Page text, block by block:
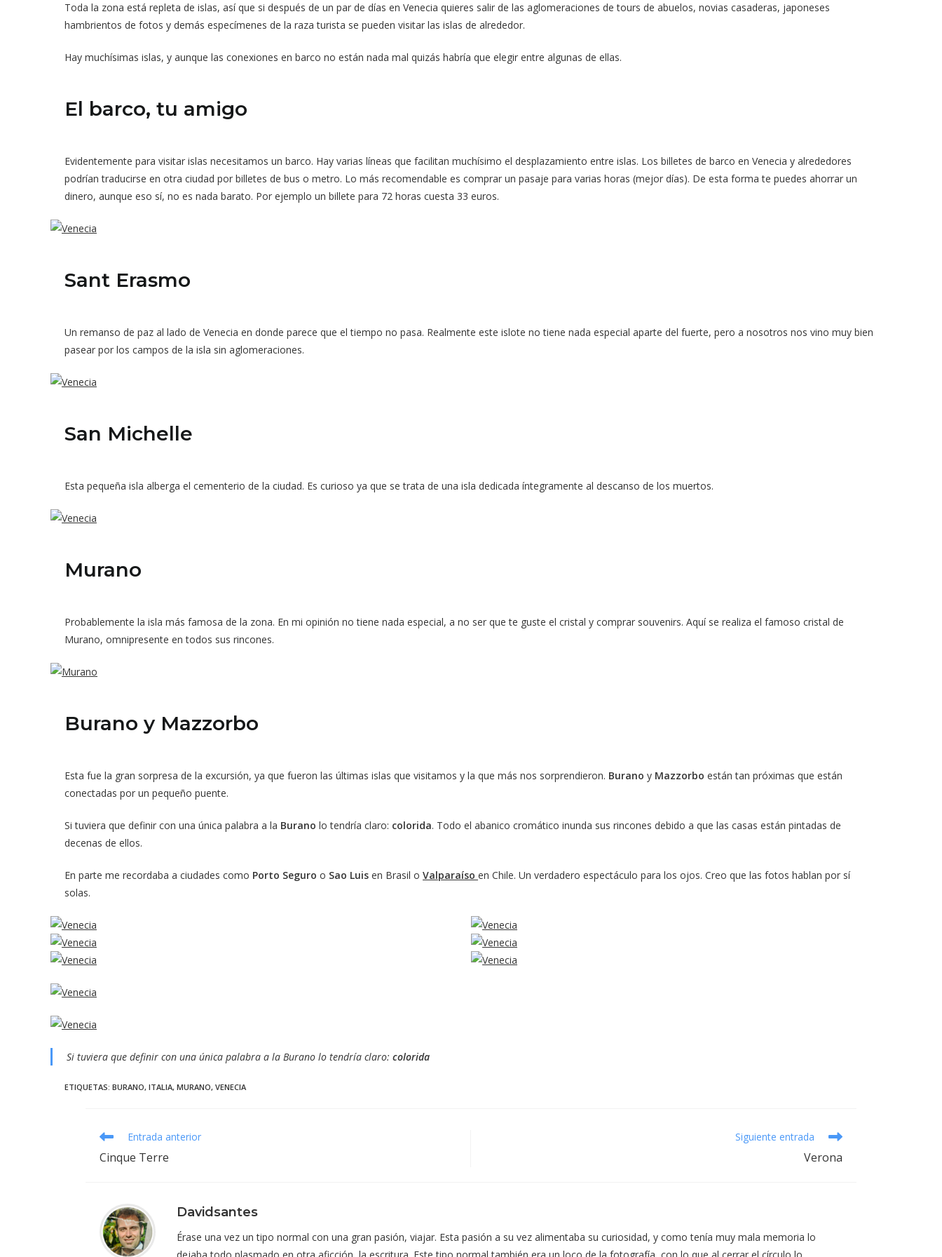
Toda la zona está repleta de islas, así que si después de un par de días en Venecia quieres salir de las aglomeraciones de tours de abuelos, novias casaderas, japoneses
hambrientos de fotos y demás especímenes de la raza turista se pueden visitar las islas de alrededor.
Hay muchísimas islas, y aunque las conexiones en barco no están nada mal quizás habría que elegir entre algunas de ellas.
El barco, tu amigo
Evidentemente para visitar islas necesitamos un barco. Hay varias líneas que facilitan muchísimo el desplazamiento entre islas. Los billetes de barco en Venecia y alrededores
podrían traducirse en otra ciudad por billetes de bus o metro. Lo más recomendable es comprar un pasaje para varias horas (mejor días). De esta forma te puedes ahorrar un
dinero, aunque eso sí, no es nada barato. Por ejemplo un billete para 72 horas cuesta 33 euros.
Sant Erasmo
Un remanso de paz al lado de Venecia en donde parece que el tiempo no pasa. Realmente este islote no tiene nada especial aparte del fuerte, pero a nosotros nos vino muy bien
pasear por los campos de la isla sin aglomeraciones.
San Michelle
Esta pequeña isla alberga el cementerio de la ciudad. Es curioso ya que se trata de una isla dedicada íntegramente al descanso de los muertos.
Murano
Probablemente la isla más famosa de la zona. En mi opinión no tiene nada especial, a no ser que te guste el cristal y comprar souvenirs. Aquí se realiza el famoso cristal de
Murano, omnipresente en todos sus rincones.
Burano y Mazzorbo
Esta fue la gran sorpresa de la excursión, ya que fueron las últimas islas que visitamos y la que más nos sorprendieron. Burano y Mazzorbo están tan próximas que están
conectadas por un pequeño puente.
Si tuviera que definir con una única palabra a la Burano lo tendría claro: colorida. Todo el abanico cromático inunda sus rincones debido a que las casas están pintadas de
decenas de ellos.
En parte me recordaba a ciudades como Porto Seguro o Sao Luis en Brasil o Valparaíso en Chile. Un verdadero espectáculo para los ojos. Creo que las fotos hablan por sí
solas.
Si tuviera que definir con una única palabra a la Burano lo tendría claro: colorida
ETIQUETAS: BURANO, ITALIA, MURANO, VENECIA
Leer
artículos
Entrada anterior
Cinque Terre
Siguiente entrada
Verona
Davidsantes
Érase una vez un tipo normal con una gran pasión, viajar. Esta pasión a su vez alimentaba su curiosidad, y como tenía muy mala memoria lo